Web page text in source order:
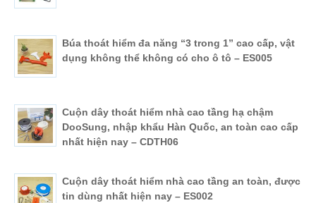
Búa thoát hiểm đa năng “3 trong 1” cao cấp, vật
dụng không thể không có cho ô tô – ES005
Cuộn dây thoát hiểm nhà cao tầng hạ chậm
DooSung, nhập khẩu Hàn Quốc, an toàn cao cấp
nhất hiện nay – CDTH06
Cuộn dây thoát hiểm nhà cao tầng an toàn, được
tin dùng nhất hiện nay – ES002